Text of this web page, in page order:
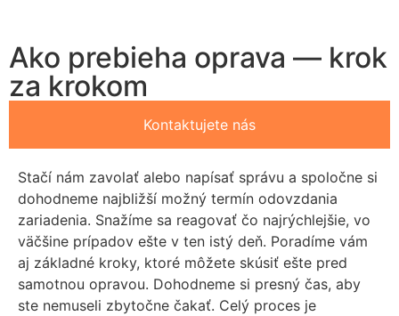
Ako prebieha oprava — krok
za krokom
Kontaktujete nás
Stačí nám zavolať alebo napísať správu a spoločne si
dohodneme najbližší možný termín odovzdania
zariadenia. Snažíme sa reagovať čo najrýchlejšie, vo
väčšine prípadov ešte v ten istý deň. Poradíme vám
aj základné kroky, ktoré môžete skúsiť ešte pred
samotnou opravou. Dohodneme si presný čas, aby
ste nemuseli zbytočne čakať. Celý proces je